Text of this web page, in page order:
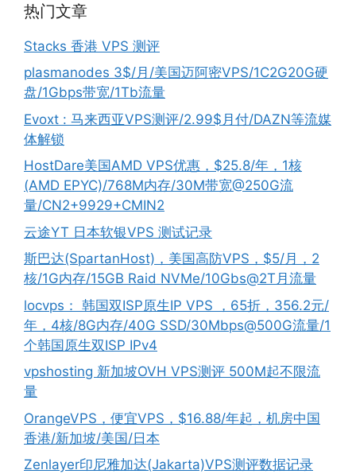
热门文章
Stacks 香港 VPS 测评
plasmanodes 3$/月/美国迈阿密VPS/1C2G20G硬
盘/1Gbps带宽/1Tb流量
Evoxt : 马来西亚VPS测评/2.99$月付/DAZN等流媒
体解锁
HostDare美国AMD VPS优惠，$25.8/年，1核
(AMD EPYC)/768M内存/30M带宽@250G流
量/CN2+9929+CMIN2
云途YT 日本软银VPS 测试记录
斯巴达(SpartanHost)，美国高防VPS，$5/月，2
核/1G内存/15GB Raid NVMe/10Gbs@2T月流量
locvps： 韩国双ISP原生IP VPS ，65折，356.2元/
年，4核/8G内存/40G SSD/30Mbps@500G流量/1
个韩国原生双ISP IPv4
vpshosting 新加坡OVH VPS测评 500M起不限流
量
OrangeVPS，便宜VPS，$16.88/年起，机房中国
香港/新加坡/美国/日本
Zenlayer印尼雅加达(Jakarta)VPS测评数据记录